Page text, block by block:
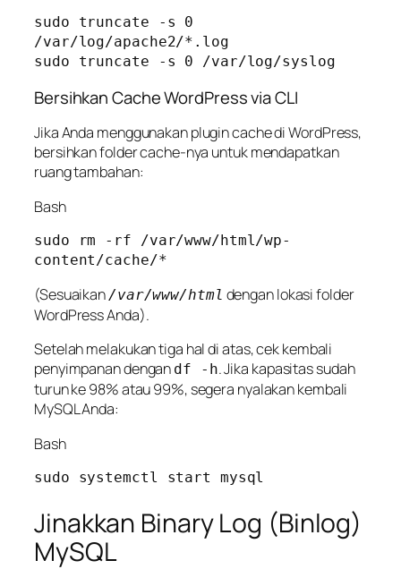
sudo truncate -s 0
/var/log/apache2/*.log
Bersihkan Cache WordPress via CLI
Jika Anda menggunakan plugin cache di WordPress,
bersihkan folder cache-nya untuk mendapatkan
ruang tambahan:
Bash
sudo rm -rf /var/www/html/wp-
(Sesuaikan/var/www/html dengan lokasi folder
WordPress Anda).
Setelah melakukan tiga hal di atas, cek kembali
penyimpanan dengan df -h. Jika kapasitas sudah
turun ke 98% atau 99%, segera nyalakan kembali
MySQL Anda:
Bash
Jinakkan Binary Log (Binlog)
MySQL